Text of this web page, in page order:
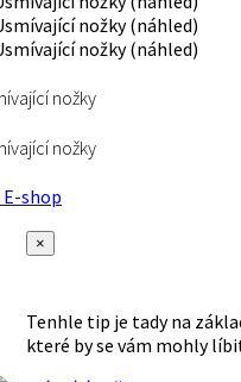
nožky
nožky
shop
×
Tenhle tip je tady na
které by se vám mohly